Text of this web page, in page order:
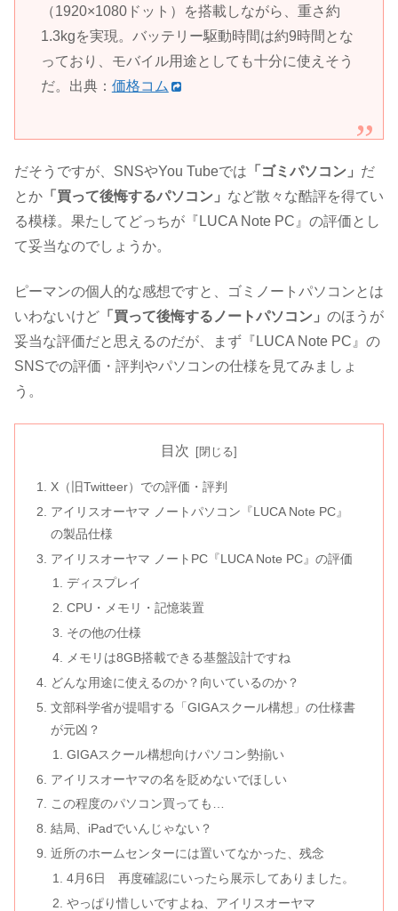
（1920×1080ドット）を搭載しながら、重さ約
1.3kgを実現。バッテリー駆動時間は約9時間とな
っており、モバイル用途としても十分に使えそう
だ。出典： 価格コム
だそうですが、SNSやYou Tubeでは 「ゴミパソコン」 だ
とか 「買って後悔するパソコン」 など散々な酷評を得てい
る模様。果たしてどっちが『LUCA Note PC』の評価とし
て妥当なのでしょうか。
ピーマンの個人的な感想ですと、ゴミノートパソコンとは
いわないけど 「買って後悔するノートパソコン」 のほうが
妥当な評価だと思えるのだが、まず『LUCA Note PC』の
SNSでの評価・評判やパソコンの仕様を見てみましょ
う。
目次
X（旧Twitteer）での評価・評判
アイリスオーヤマ ノートパソコン『LUCA Note PC』
の製品仕様
アイリスオーヤマ ノートPC『LUCA Note PC』の評価
ディスプレイ
CPU・メモリ・記憶装置
その他の仕様
メモリは8GB搭載できる基盤設計ですね
どんな用途に使えるのか？向いているのか？
文部科学省が提唱する「GIGAスクール構想」の仕様書
が元凶？
GIGAスクール構想向けパソコン勢揃い
アイリスオーヤマの名を貶めないでほしい
この程度のパソコン買っても…
結局、iPadでいんじゃない？
近所のホームセンターには置いてなかった、残念
4月6日 再度確認にいったら展示してありました。
やっぱり惜しいですよね、アイリスオーヤマ